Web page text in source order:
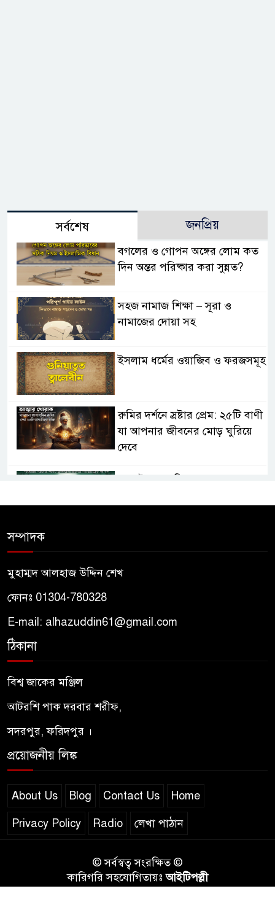
সর্বশেষ জনপ্রিয়
বগলের ও গোপন অঙ্গের লোম কত
দিন অন্তর পরিষ্কার করা সুন্নত?
সহজ নামাজ শিক্ষা – সূরা ও
নামাজের দোয়া সহ
ইসলাম ধর্মের ওয়াজিব ও ফরজসমূহ
রুমির দর্শনে স্রষ্টার প্রেম: ২৫টি বাণী
যা আপনার জীবনের মোড় ঘুরিয়ে
দেবে
তাসাউফ ও সুফিবাদ: অন্তরের আলো
হওয়া উচিত? – আদাবুল মুরিদ
পীরের প্রতি মুরিদের আদব –
হাদিসের আলোকে শেষ যুগের
ভয়ংকর জাতি
সম্পাদক
মুহাম্মদ আলহাজ উদ্দিন শেখ
ফোনঃ 01304-780328
E-mail: alhazuddin61@gmail.com
ঠিকানা
বিশ্ব জাকের মঞ্জিল
আটরশি পাক দরবার শরীফ,
সদরপুর, ফরিদপুর ।
প্রয়োজনীয় লিঙ্ক
About Us Blog Contact Us Home
Privacy Policy Radio লেখা পাঠান
© সর্বস্বত্ব সংরক্ষিত ©
কারিগরি সহযোগিতায়ঃআইটিপল্লী